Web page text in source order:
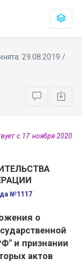
29.08.2019 /
с 17 ноября 2020
№1117
о
и признании
актов